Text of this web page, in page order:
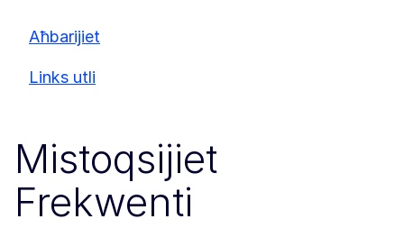
Aħbarijiet
Links utli
Mistoqsijiet
Frekwenti